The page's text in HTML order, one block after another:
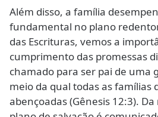
Além disso, a família
fundamental no plano
das Escrituras, vemos a
cumprimento das promessas
chamado para ser pai de uma
meio da qual todas as famílias
abençoadas (Gênesis 12:3).